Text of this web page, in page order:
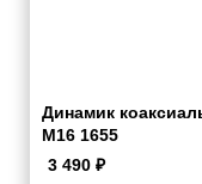
Динамик
M16 1655
3 490 ₽